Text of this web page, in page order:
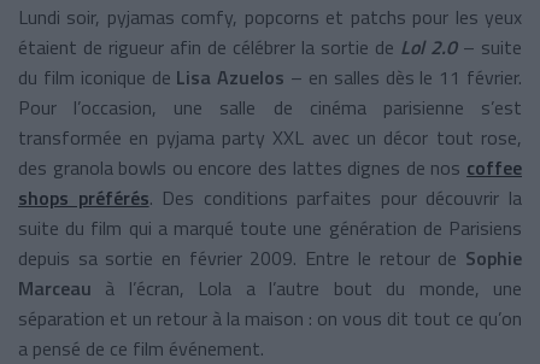
Lundi soir, pyjamas comfy, popcorns et patchs pour les yeux
étaient de rigueur afin de célébrer la sortie de Lol 2.0– suite
du film iconique de Lisa Azuelos – en salles dès le 11 février.
Pour l’occasion, une salle de cinéma parisienne
s’est
transformée en pyjama party XXL avec un décor tout rose,
des granola bowls ou encore des lattes dignes de nos coffee
shops préférés. Des conditions parfaites pour découvrir la
suite du film qui a marqué toute une génération de Parisiens
depuis sa sortie en février 2009. Entre le retour de Sophie
Marceau à l’écran, Lola a l’autre bout du monde, une
séparation et un retour à la maison : on vous dit tout ce qu’on
a pensé de ce film événement.